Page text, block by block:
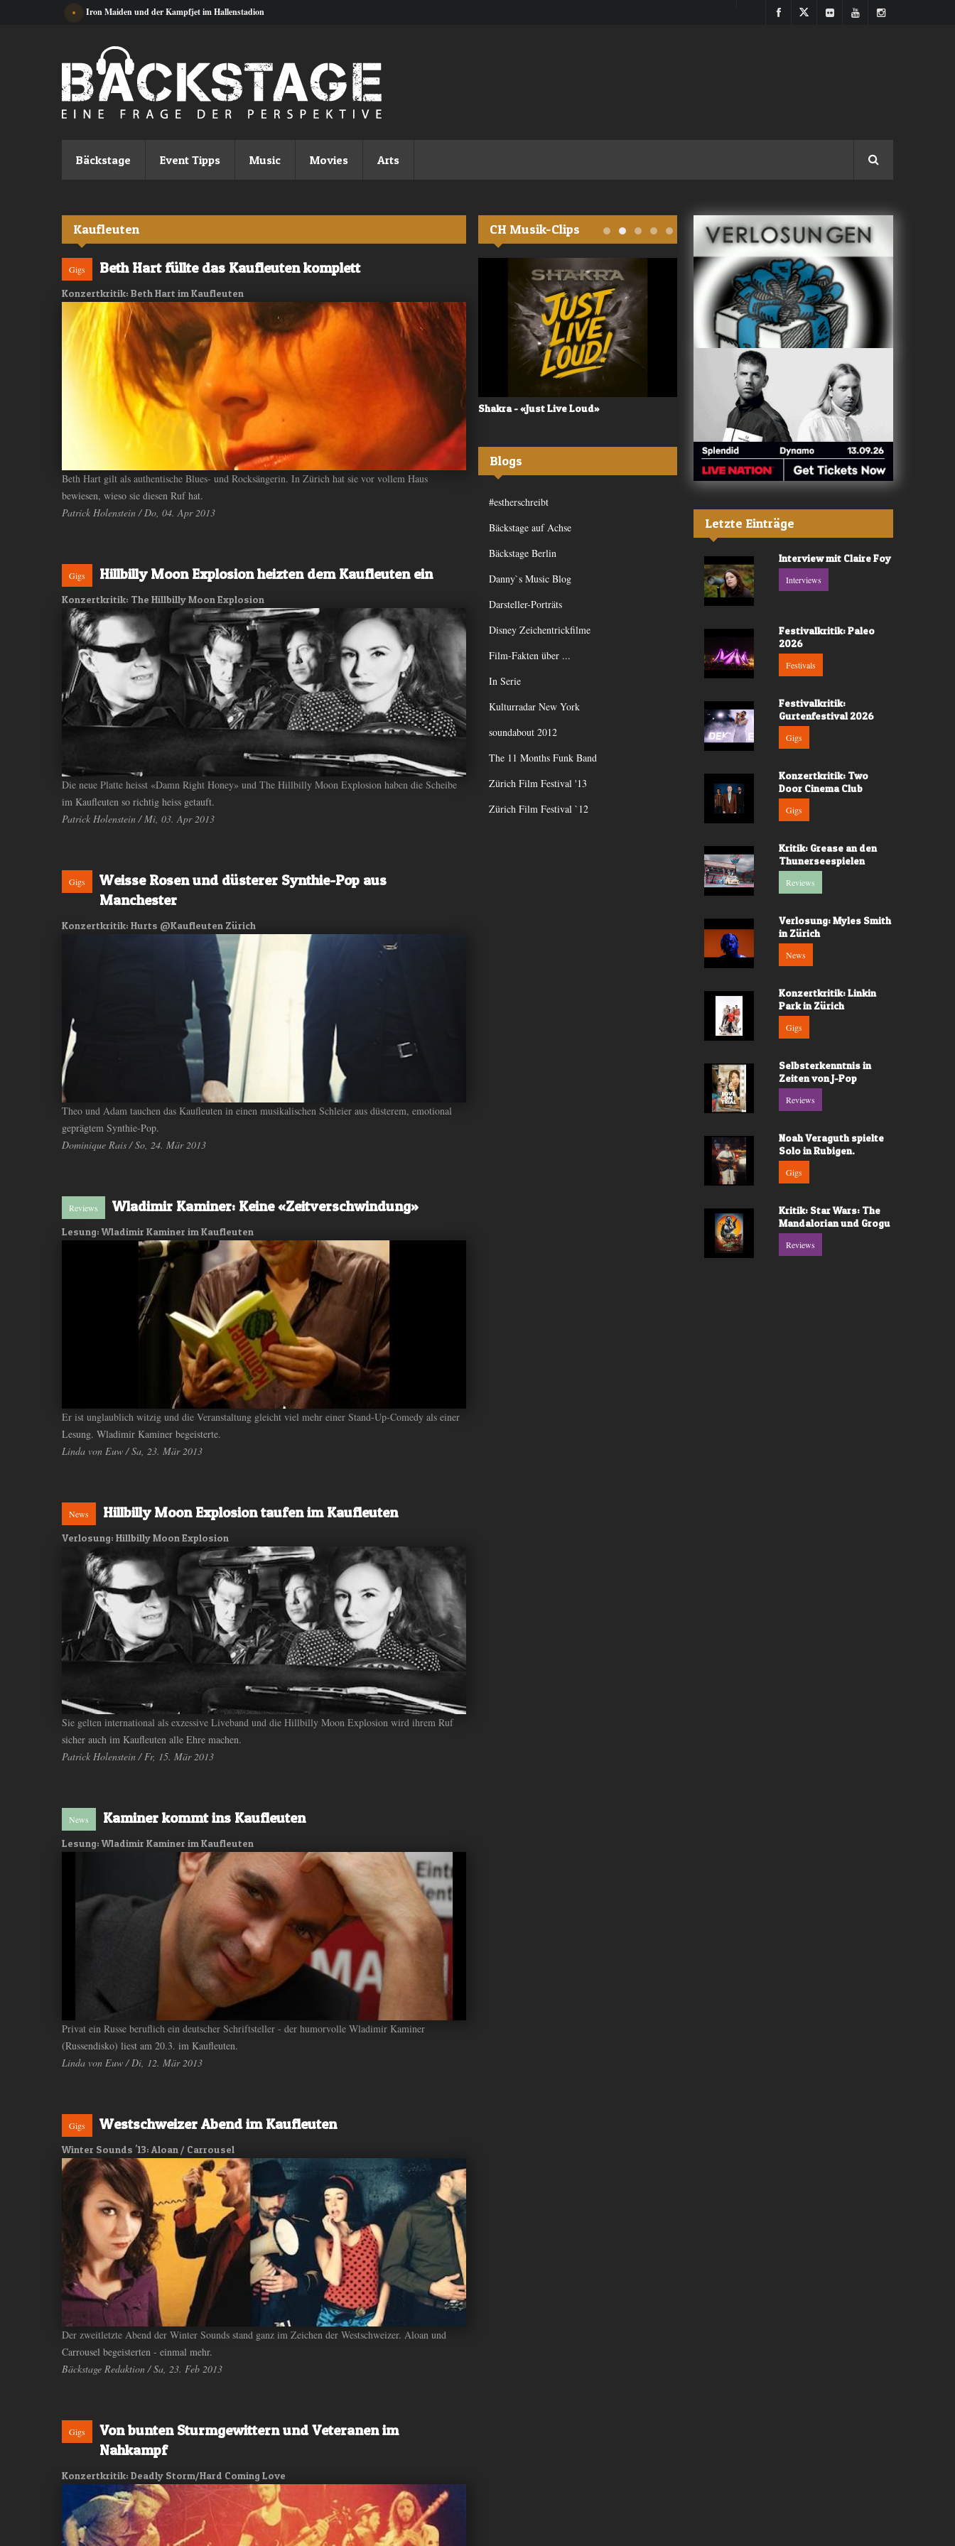
Iron Maiden und der Kampfjet im Hallenstadion
Bäckstage Event Tipps Music Movies Arts
Kaufleuten
Gigs Beth Hart füllte das Kaufleuten komplett
Konzertkritik: Beth Hart im Kaufleuten
Beth Hart gilt als authentische Blues- und Rocksängerin. In Zürich hat sie vor vollem Haus
bewiesen, wieso sie diesen Ruf hat.
Patrick Holenstein / Do, 04. Apr 2013
Gigs Hillbilly Moon Explosion heizten dem Kaufleuten ein
Konzertkritik: The Hillbilly Moon Explosion
Die neue Platte heisst «Damn Right Honey» und The Hillbilly Moon Explosion haben die Scheibe
im Kaufleuten so richtig heiss getauft.
Patrick Holenstein / Mi, 03. Apr 2013
Gigs
Weisse Rosen und düsterer Synthie-Pop aus
Manchester
Konzertkritik: Hurts @Kaufleuten Zürich
Theo und Adam tauchen das Kaufleuten in einen musikalischen Schleier aus düsterem, emotional
geprägtem Synthie-Pop.
Dominique Rais / So, 24. Mär 2013
Reviews Wladimir Kaminer: Keine «Zeitverschwindung»
Lesung: Wladimir Kaminer im Kaufleuten
Er ist unglaublich witzig und die Veranstaltung gleicht viel mehr einer Stand-Up-Comedy als einer
Lesung. Wladimir Kaminer begeisterte.
Linda von Euw / Sa, 23. Mär 2013
News Hillbilly Moon Explosion taufen im Kaufleuten
Verlosung: Hillbilly Moon Explosion
Sie gelten international als exzessive Liveband und die Hillbilly Moon Explosion wird ihrem Ruf
sicher auch im Kaufleuten alle Ehre machen.
Patrick Holenstein / Fr, 15. Mär 2013
News Kaminer kommt ins Kaufleuten
Lesung: Wladimir Kaminer im Kaufleuten
Privat ein Russe beruflich ein deutscher Schriftsteller - der humorvolle Wladimir Kaminer
(Russendisko) liest am 20.3. im Kaufleuten.
Linda von Euw / Di, 12. Mär 2013
Gigs Westschweizer Abend im Kaufleuten
Winter Sounds '13: Aloan / Carrousel
Der zweitletzte Abend der Winter Sounds stand ganz im Zeichen der Westschweizer. Aloan und
Carrousel begeisterten - einmal mehr.
Bäckstage Redaktion / Sa, 23. Feb 2013
Gigs
Von bunten Sturmgewittern und Veteranen im
Nahkampf
Konzertkritik: Deadly Storm/Hard Coming Love
CH Musik-Clips
Shakra - «Just Live Loud» Valerù - «IL MARE»
Blogs
#estherschreibt
Bäckstage auf Achse
Bäckstage Berlin
Danny`s Music Blog
Darsteller-Porträts
Disney Zeichentrickfilme
Film-Fakten über ...
In Serie
Kulturradar New York
soundabout 2012
The 11 Months Funk Band
Zürich Film Festival '13
Zürich Film Festival `12
Letzte Einträge
Interview mit Claire Foy
Interviews
Festivalkritik: Paleo
2026
Festivals
Festivalkritik:
Gurtenfestival 2026
Gigs
Konzertkritik: Two
Door Cinema Club
Gigs
Kritik: Grease an den
Thunerseespielen
Reviews
Verlosung: Myles Smith
in Zürich
News
Konzertkritik: Linkin
Park in Zürich
Gigs
Selbsterkenntnis in
Zeiten von J-Pop
Reviews
Noah Veraguth spielte
Solo in Rubigen.
Gigs
Kritik: Star Wars: The
Mandalorian und Grogu
Reviews